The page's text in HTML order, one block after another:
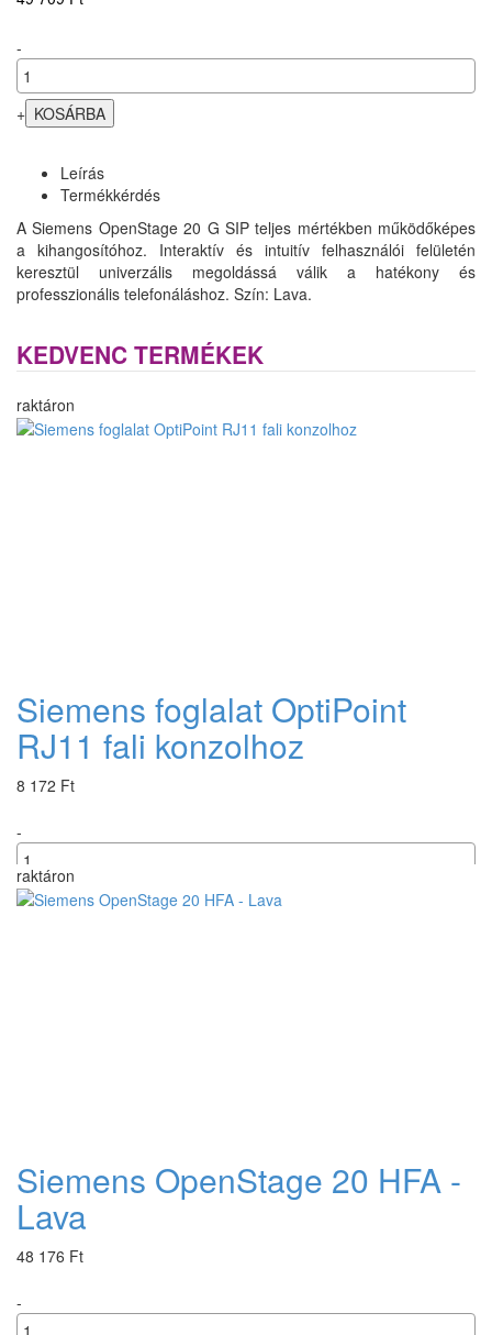
-
+
Leírás
Termékkérdés
A Siemens OpenStage 20 G SIP teljes mértékben működőképes
a kihangosítóhoz. Interaktív és intuitív felhasználói felületén
keresztül univerzális megoldássá válik a hatékony és
professzionális telefonáláshoz. Szín: Lava.
KEDVENC TERMÉKEK
raktáron
Siemens foglalat OptiPoint
RJ11 fali konzolhoz
8 172 Ft
-
+
raktáron
Siemens OpenStage 20 HFA -
Lava
48 176 Ft
-